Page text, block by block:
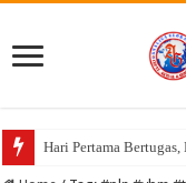
Hari Pertama
98 Peserta Ikuti